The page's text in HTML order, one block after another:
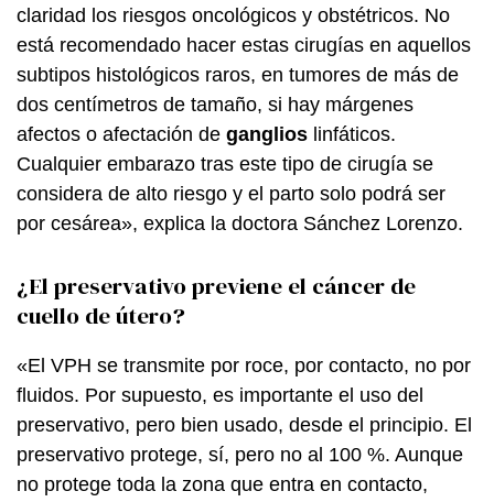
claridad los riesgos oncológicos y obstétricos. No
está recomendado hacer estas cirugías en aquellos
subtipos histológicos raros, en tumores de más de
dos centímetros de tamaño, si hay márgenes
afectos o afectación de ganglios linfáticos.
Cualquier embarazo tras este tipo de cirugía se
considera de alto riesgo y el parto solo podrá ser
por cesárea», explica la doctora Sánchez Lorenzo.
¿El preservativo previene el cáncer de
cuello de útero?
«El VPH se transmite por roce, por contacto, no por
fluidos. Por supuesto, es importante el uso del
preservativo, pero bien usado, desde el principio. El
preservativo protege, sí, pero no al 100 %. Aunque
no protege toda la zona que entra en contacto,